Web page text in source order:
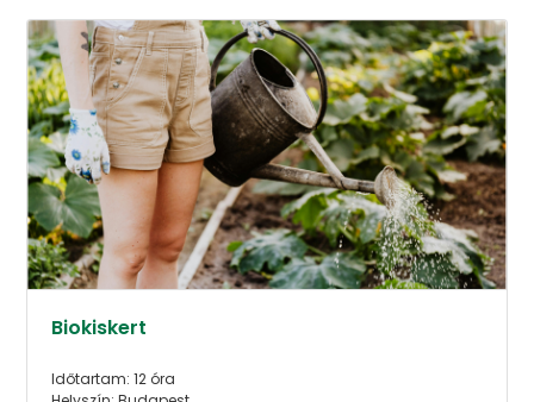
Biokiskert
Időtartam: 12 óra